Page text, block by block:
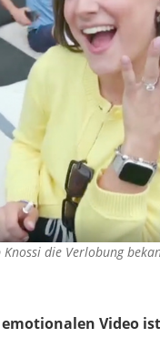
Knossi die Verlobung
Video